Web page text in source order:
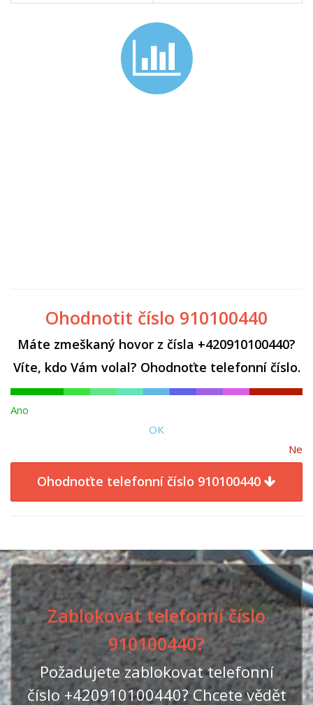
Ohodnotit číslo 910100440
Máte zmeškaný hovor z čísla +420910100440?
Víte, kdo Vám volal? Ohodnoťte telefonní číslo.
Ano
OK
Ne
Ohodnoťte telefonní číslo 910100440
Zablokovat telefonní číslo
910100440?
Požadujete zablokovat telefonní
číslo +420910100440? Chcete vědět